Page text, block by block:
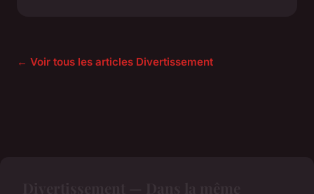
← Voir tous les articles Divertissement